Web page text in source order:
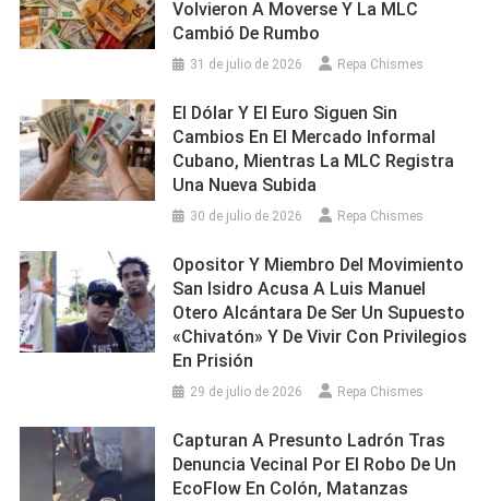
Volvieron A Moverse Y La MLC
Cambió De Rumbo
31 de julio de 2026 Repa Chismes
El Dólar Y El Euro Siguen Sin
Cambios En El Mercado Informal
Cubano, Mientras La MLC Registra
Una Nueva Subida
30 de julio de 2026 Repa Chismes
Opositor Y Miembro Del Movimiento
San Isidro Acusa A Luis Manuel
Otero Alcántara De Ser Un Supuesto
«chivatón» Y De Vivir Con Privilegios
En Prisión
29 de julio de 2026 Repa Chismes
Capturan A Presunto Ladrón Tras
Denuncia Vecinal Por El Robo De Un
EcoFlow En Colón, Matanzas